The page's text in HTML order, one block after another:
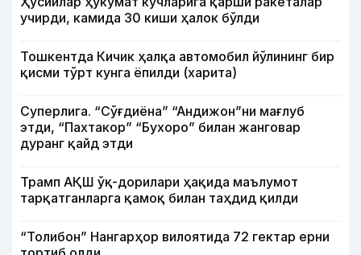
учирди, камида 30 киши ҳалок бўлди
Тошкентда Кичик ҳалқа автомобил йўлининг бир
қисми тўрт кунга ёпилди (харита)
Суперлига. “Сўғдиёна” “Андижон”ни мағлуб
этди, “Пахтакор” “Бухоро” билан жанговар
дуранг қайд этди
Трамп АҚШ ўқ-дорилари ҳақида маълумот
тарқатганларга қамоқ билан таҳдид қилди
“Толибон” Нангарҳор вилоятида 72 гектар ерни